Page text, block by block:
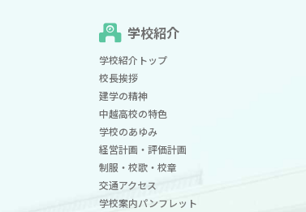
学校紹介
学校紹介トップ
校長挨拶
建学の精神
中越高校の特色
学校のあゆみ
経営計画・評価計画
制服・校歌・校章
交通アクセス
学校案内パンフレット